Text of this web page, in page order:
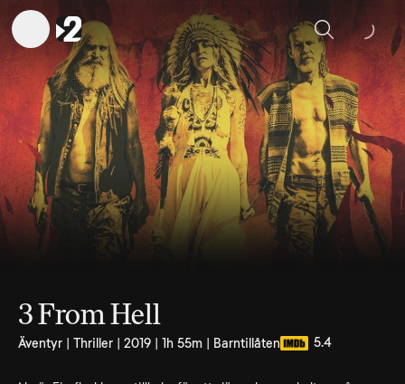
Sök
3 From Hell
Äventyr | Thriller | 2019 | 1h 55m | Barntillåten 5.4